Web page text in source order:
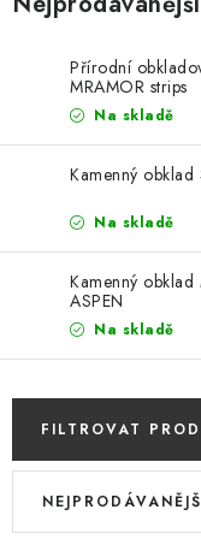
VZORKOVÉ
PRAKTICKÉ RADY
Přírodní
MRAMOR strips
Na skladě
Kamenný obklad
Na skladě
Kamenný obklad
ASPEN
Na skladě
FILTROVAT
V
Ř